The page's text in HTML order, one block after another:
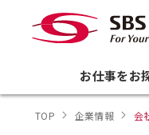
お仕事をお
TOP 企業情報 会